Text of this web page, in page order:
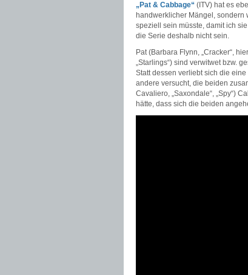
„Pat & Cabbage“ (ITV) hat es
handwerklicher Mängel,
speziell sein müsste, damit ich
die Serie deshalb nicht sein.
Pat (Barbara Flynn, „Cracker“,
„Starlings“) sind verwitwet bzw.
Statt dessen verliebt sich die
andere versucht, die beiden
Cavaliero, „Saxondale“, „Spy“)
hätte, dass sich die beiden